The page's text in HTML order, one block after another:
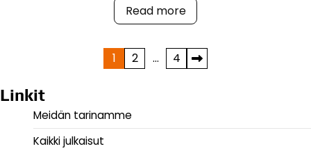
Read more
pagination
1 2 … 4
Linkit
Meidän tarinamme
Kaikki julkaisut